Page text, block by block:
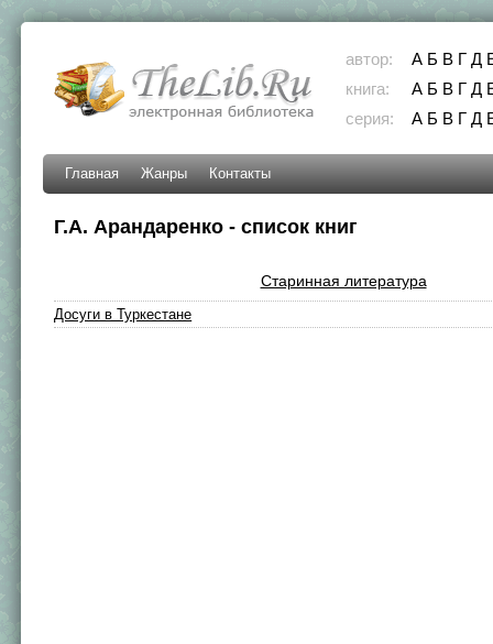
автор: А Б В Г Д
книга:
А Б В Г Д
серия:
А Б В Г Д
Главная Жанры Контакты
Г.А. Арандаренко - список книг
Старинная литература
Досуги в Туркестане